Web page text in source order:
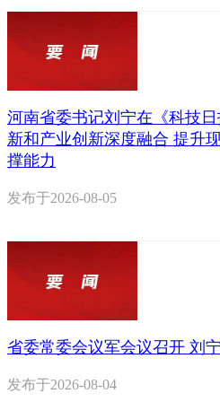
河南省委书记刘宁在《科技
新和产业创新深度融合 提升
撑能力
发布于2026-08-05
省委常委会议军会议召开 刘
发布于2026-08-04